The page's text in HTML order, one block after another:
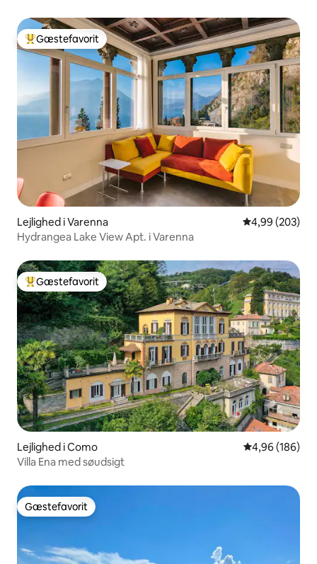
Bedste gæstefavorit
Gæstefavorit
Lejlighed i Varenna 4,99 ud af 5 i
4,99 (203)
Hydrangea Lake View Apt. i Varenna
Bedste gæstefavorit
Gæstefavorit
Lejlighed i Como 4,96 ud af 5 i
4,96 (186)
Villa Ena med søudsigt
Gæstefavorit
Gæstefavorit